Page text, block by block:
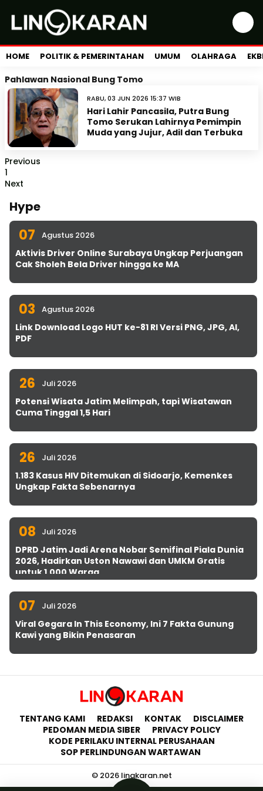
HOME POLITIK & PEMERINTAHAN UMUM OLAHRAGA
Pahlawan Nasional Bung Tomo
RABU, 03 JUN 2026 15:37 WIB
Hari Lahir Pancasila, Putra Bung
Tomo Serukan Lahirnya Pemimpin
Muda yang Jujur, Adil dan Terbuka
Previous
1
Next
Hype
07 Agustus 2026
Aktivis Driver Online Surabaya Ungkap Perjuangan
Cak Sholeh Bela Driver hingga ke MA
03 Agustus 2026
Link Download Logo HUT ke-81 RI Versi PNG, JPG, AI,
PDF
26 Juli 2026
Potensi Wisata Jatim Melimpah, tapi Wisatawan
Cuma Tinggal 1,5 Hari
26 Juli 2026
1.183 Kasus HIV Ditemukan di Sidoarjo, Kemenkes
Ungkap Fakta Sebenarnya
08 Juli 2026
DPRD Jatim Jadi Arena Nobar Semifinal Piala Dunia
2026, Hadirkan Uston Nawawi dan UMKM Gratis
untuk 1.000 Warga
07 Juli 2026
Viral Gegara In This Economy, Ini 7 Fakta Gunung
Kawi yang Bikin Penasaran
TENTANG KAMI REDAKSI KONTAK
DISCLAIMER
PEDOMAN MEDIA SIBER
PRIVACY POLICY
KODE PERILAKU INTERNAL PERUSAHAAN
SOP PERLINDUNGAN WARTAWAN
© 2026 lingkaran.net